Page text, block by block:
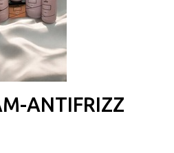
ANTIFRIZZ